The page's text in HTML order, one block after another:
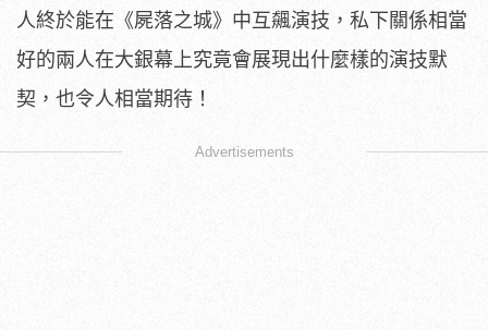
人終於能在《屍落之城》中互飆演技，私下關係相當
好的兩人在大銀幕上究竟會展現出什麼樣的演技默
契，也令人相當期待！
Advertisements